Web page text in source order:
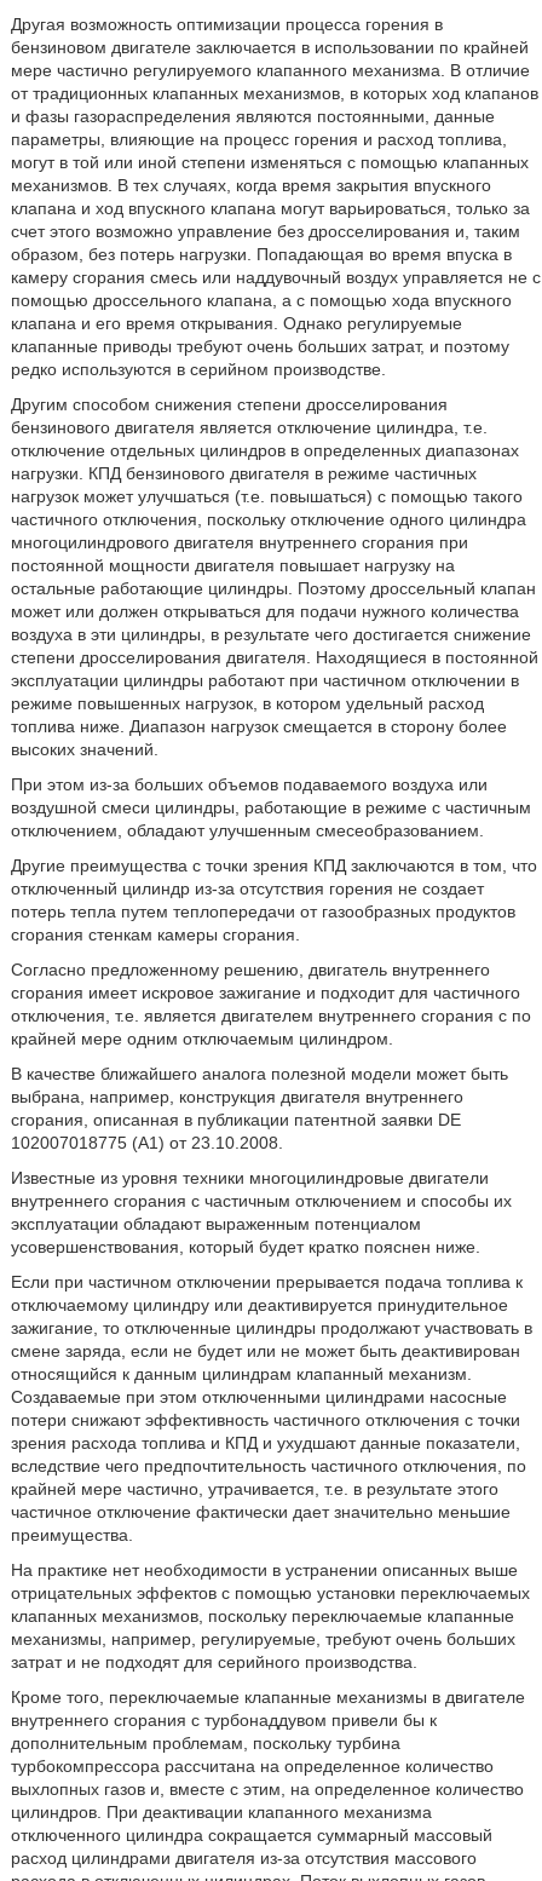
Другая возможность оптимизации процесса горения в
бензиновом двигателе заключается в использовании по крайней
мере частично регулируемого клапанного механизма. В отличие
от традиционных клапанных механизмов, в которых ход клапанов
и фазы газораспределения являются постоянными, данные
параметры, влияющие на процесс горения и расход топлива,
могут в той или иной степени изменяться с помощью клапанных
механизмов. В тех случаях, когда время закрытия впускного
клапана и ход впускного клапана могут варьироваться, только за
счет этого возможно управление без дросселирования и, таким
образом, без потерь нагрузки. Попадающая во время впуска в
камеру сгорания смесь или наддувочный воздух управляется не с
помощью дроссельного клапана, а с помощью хода впускного
клапана и его время открывания. Однако регулируемые
клапанные приводы требуют очень больших затрат, и поэтому
редко используются в серийном производстве.
Другим способом снижения степени дросселирования
бензинового двигателя является отключение цилиндра, т.е.
отключение отдельных цилиндров в определенных диапазонах
нагрузки. КПД бензинового двигателя в режиме частичных
нагрузок может улучшаться (т.е. повышаться) с помощью такого
частичного отключения, поскольку отключение одного цилиндра
многоцилиндрового двигателя внутреннего сгорания при
постоянной мощности двигателя повышает нагрузку на
остальные работающие цилиндры. Поэтому дроссельный клапан
может или должен открываться для подачи нужного количества
воздуха в эти цилиндры, в результате чего достигается снижение
степени дросселирования двигателя. Находящиеся в постоянной
эксплуатации цилиндры работают при частичном отключении в
режиме повышенных нагрузок, в котором удельный расход
топлива ниже. Диапазон нагрузок смещается в сторону более
высоких значений.
При этом из-за больших объемов подаваемого воздуха или
воздушной смеси цилиндры, работающие в режиме с частичным
отключением, обладают улучшенным смесеобразованием.
Другие преимущества с точки зрения КПД заключаются в том, что
отключенный цилиндр из-за отсутствия горения не создает
потерь тепла путем теплопередачи от газообразных продуктов
сгорания стенкам камеры сгорания.
Согласно предложенному решению, двигатель внутреннего
сгорания имеет искровое зажигание и подходит для частичного
отключения, т.е. является двигателем внутреннего сгорания с по
крайней мере одним отключаемым цилиндром.
В качестве ближайшего аналога полезной модели может быть
выбрана, например, конструкция двигателя внутреннего
сгорания, описанная в публикации патентной заявки DE
102007018775 (А1) от 23.10.2008.
Известные из уровня техники многоцилиндровые двигатели
внутреннего сгорания с частичным отключением и способы их
эксплуатации обладают выраженным потенциалом
усовершенствования, который будет кратко пояснен ниже.
Если при частичном отключении прерывается подача топлива к
отключаемому цилиндру или деактивируется принудительное
зажигание, то отключенные цилиндры продолжают участвовать в
смене заряда, если не будет или не может быть деактивирован
относящийся к данным цилиндрам клапанный механизм.
Создаваемые при этом отключенными цилиндрами насосные
потери снижают эффективность частичного отключения с точки
зрения расхода топлива и КПД и ухудшают данные показатели,
вследствие чего предпочтительность частичного отключения, по
крайней мере частично, утрачивается, т.е. в результате этого
частичное отключение фактически дает значительно меньшие
преимущества.
На практике нет необходимости в устранении описанных выше
отрицательных эффектов с помощью установки переключаемых
клапанных механизмов, поскольку переключаемые клапанные
механизмы, например, регулируемые, требуют очень больших
затрат и не подходят для серийного производства.
Кроме того, переключаемые клапанные механизмы в двигателе
внутреннего сгорания с турбонаддувом привели бы к
дополнительным проблемам, поскольку турбина
турбокомпрессора рассчитана на определенное количество
выхлопных газов и, вместе с этим, на определенное количество
цилиндров. При деактивации клапанного механизма
отключенного цилиндра сокращается суммарный массовый
расход цилиндрами двигателя из-за отсутствия массового